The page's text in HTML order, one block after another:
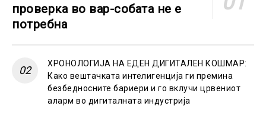
проверка во вар-собата не е
потребна
ХРОНОЛОГИЈА НА ЕДЕН ДИГИТАЛЕН КОШМАР:
Како вештачката интелигенција ги премина
безбедносните бариери и го вклучи црвениот
аларм во дигиталната индустрија